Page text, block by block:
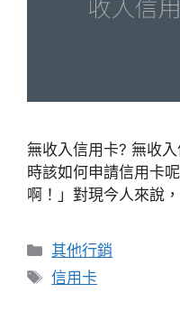
無收入信用卡? 無收
時該如何申請信用卡
啊！」對現今人來說
分
類
其他行銷
標
信用卡